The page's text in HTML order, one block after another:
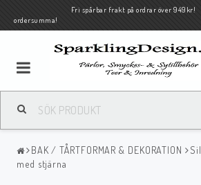
Fri spårbar frakt på ordrar över
ordersumma!
BAK / TÅRTFORMAR & DEKORATION
med stjärna